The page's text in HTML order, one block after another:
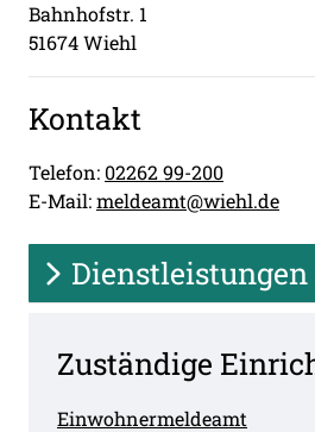
Bahnhofstr. 1
51674Wiehl
Kontakt
Telefon: 02262 99-200
E-Mail:meldeamt@wiehl.de
Dienstleistungen
Zuständige
Einwohnermeldeamt